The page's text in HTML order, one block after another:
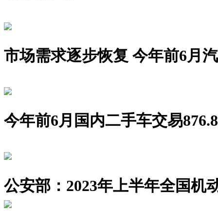
市场需求逐步恢复 今年前6月
今年前6月国内二手车交易
公安部：2023年上半年全国机